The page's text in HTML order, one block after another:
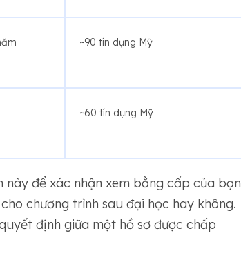
~90 tín dụng Mỹ
~60 tín dụng Mỹ
này để xác nhận xem bằng cấp của bạn
chương trình sau đại học hay không.
định giữa một hồ sơ được chấp